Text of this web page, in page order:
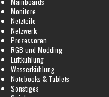
Monitore
Netzteile
Netzwerk
Prozessoren
RGB und Modding
Luftkühlung
Wasserkühlung
Notebooks & Tablets
Sonstiges